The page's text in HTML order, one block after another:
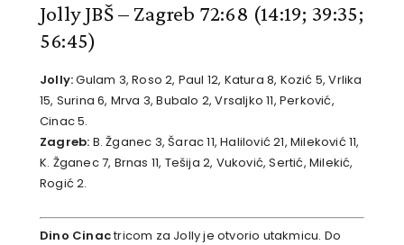
Jolly JBŠ – Zagreb 72:68 (14:19; 39:35;
56:45)
Jolly:Gulam 3, Roso 2, Paul 12, Katura 8, Kozić 5, Vrlika
15, Surina 6, Mrva 3, Bubalo 2, Vrsaljko 11, Perković,
Cinac 5.
Zagreb: B. Žganec 3, Šarac 11, Halilović 21, Mileković 11,
K. Žganec 7, Brnas 11, Tešija 2, Vuković, Sertić, Milekić,
Rogić 2.
Dino Cinactricom za Jolly je otvorio utakmicu. Do